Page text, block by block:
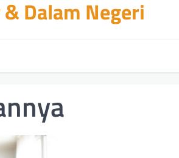
Dalam Negeri